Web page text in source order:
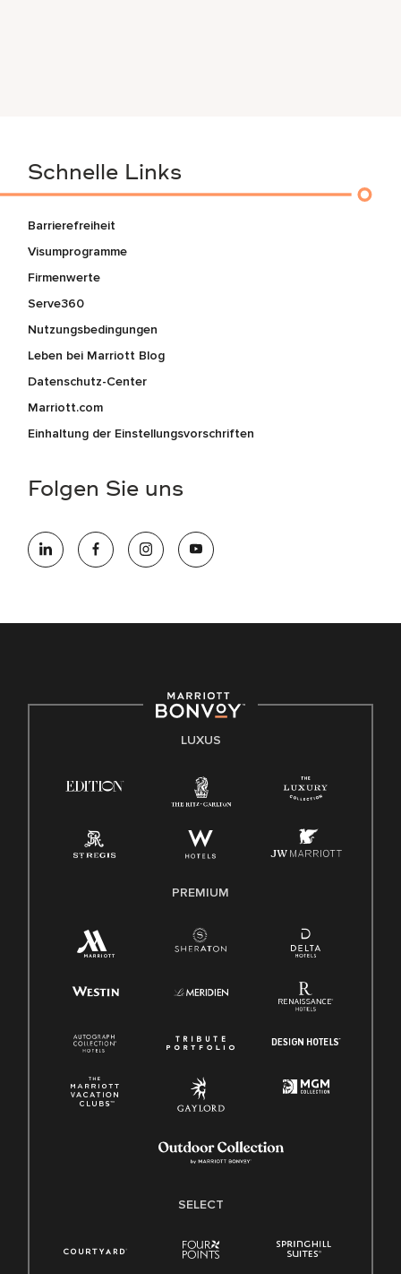
Schnelle Links
Barrierefreiheit
Visumprogramme
Firmenwerte
Serve360
Nutzungsbedingungen
Leben bei Marriott Blog
Datenschutz-Center
Marriott.com
Einhaltung der Einstellungsvorschriften
Folgen Sie uns
LUXUS
PREMIUM
SELECT